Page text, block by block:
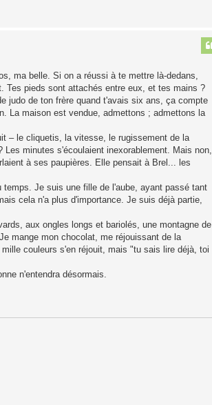
ma belle. Si on a réussi à te mettre là-dedans,
Tes pieds sont attachés entre eux, et tes mains ?
judo de ton frère quand t'avais six ans, ça compte
La maison est vendue, admettons ; admettons la
– le cliquetis, la vitesse, le rugissement de la
minutes s'écoulaient inexorablement. Mais non,
à ses paupières. Elle pensait à Brel... les
Je suis une fille de l'aube, ayant passé tant
cela n'a plus d'importance. Je suis déjà partie,
aux ongles longs et bariolés, une montagne de
mange mon chocolat, me réjouissant de la
couleurs s'en réjouit, mais "tu sais lire déjà, toi
n'entendra désormais.